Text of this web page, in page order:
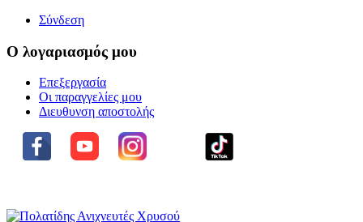
Σύνδεση
Ο λογαριασμός μου
Επεξεργασία
Οι παραγγελίες μου
Διευθυνση αποστολής